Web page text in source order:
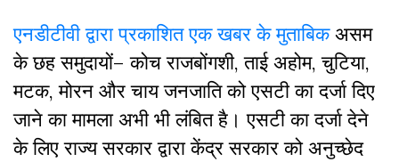
एनडीटीवी द्वारा प्रकाशित एक खबर के मुताबिकअसम
के छह समुदायों– कोच राजबोंगशी, ताई अहोम, चुटिया,
मटक, मोरन और चाय जनजाति को एसटी का दर्जा दिए
जाने का मामला अभी भी लंबित है। एसटी का दर्जा देने
के लिए राज्य सरकार द्वारा केंद्र सरकार को अनुच्छेद